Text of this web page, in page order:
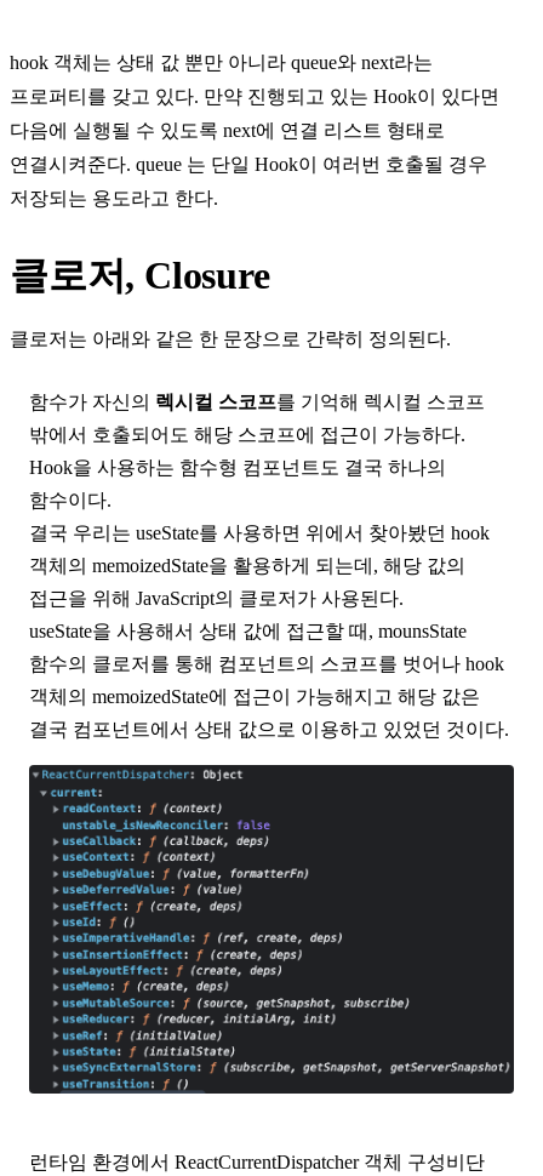
hook 객체 는 상태 값 뿐만 아니라 queue와 next라는
프로퍼티를 갖고 있다. 만약 진행되고 있는 Hook이 있다면
다음에 실행될 수 있도록 next에 연결 리스트 형태로
연결시켜준다. queue 는 단일 Hook이 여러번 호출될 경우
저장되는 용도라고 한다.
클로저, Closure
클로저 는 아래와 같은 한 문장으로 간략히 정의된다.
함수가 자신의 렉시컬 스코프를 기억해 렉시컬 스코프
밖에서 호출되어도 해당 스코프에 접근이 가능하다.
Hook을 사용하는 함수형 컴포넌트도 결국 하나의
함수이다.
결국 우리는 useState를 사용하면 위에서 찾아봤던 hook
객체의 memoizedState을 활용하게 되는데, 해당 값의
접근을 위해 JavaScript의 클로저 가 사용된다.
useState을 사용해서 상태 값에 접근할 때, mounsState
함수의 클로저를 통해 컴포넌트의 스코프를 벗어나 hook
객체의 memoizedState에 접근이 가능해지고 해당 값은
결국 컴포넌트에서 상태 값으로 이용하고 있었던 것이다.
런타임 환경에서 ReactCurrentDispatcher 객체 구성비단